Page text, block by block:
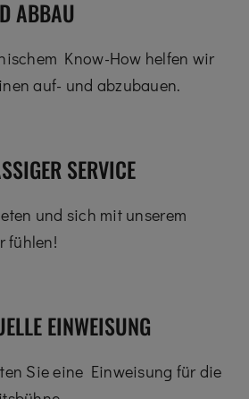
ABBAU
Know-How helfen wir
auf- und abzubauen.
SERVICE
und sich mit unserem
fühlen!
EINWEISUNG
Sie eine Einweisung für die